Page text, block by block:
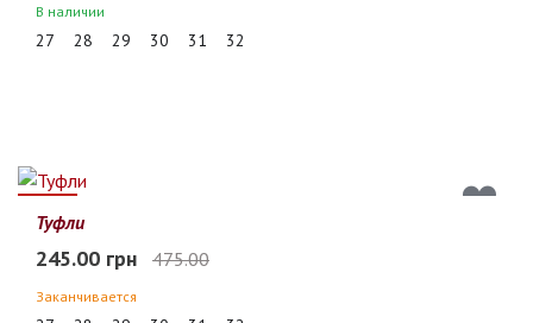
В наличии
27 28 29 30 31 32
48%
Туфли
245.00 грн 475.00
Заканчивается